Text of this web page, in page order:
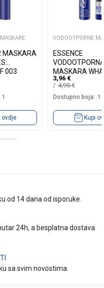
MASKARA
003
1
ovdje
VODOOTPORNE
ESSENCE
MASKARA
LENGTH! 02
3,96 €
4,95€
Dostupno boja: 1
Kupi
od 14 dana od isporuke.
24h, a besplatna dostava
sa svim novostima.